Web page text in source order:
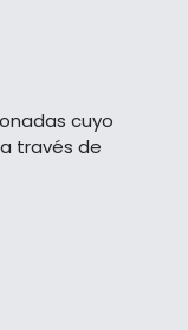
cuyo
través de